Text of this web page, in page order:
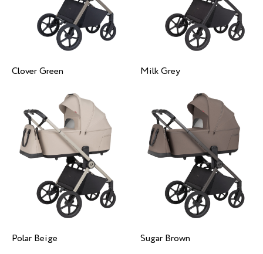
Clover Green Milk Grey
Polar Beige Sugar Brown